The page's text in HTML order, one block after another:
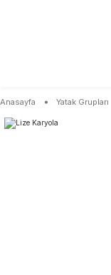
Anasayfa Yatak Grupları